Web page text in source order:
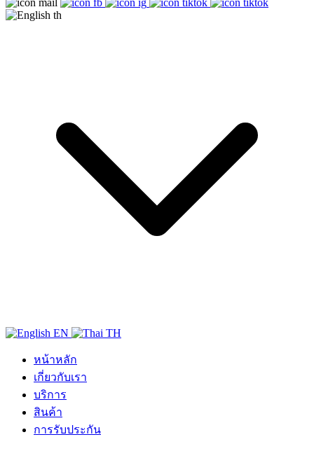
th
EN TH
หน้าหลัก
เกี่ยวกับเรา
บริการ
สินค้า
การรับประกัน